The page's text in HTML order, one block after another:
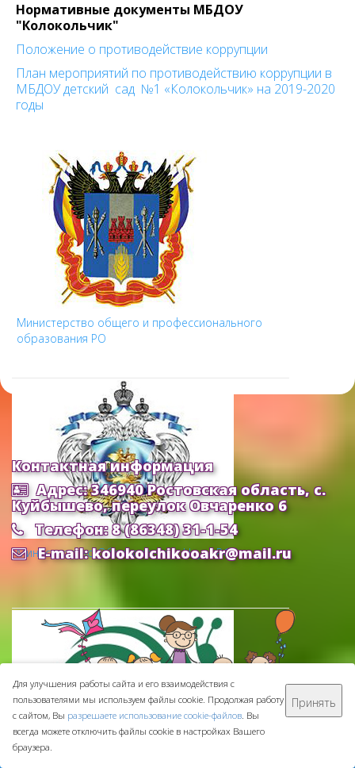
Нормативные документы МБДОУ
"Колокольчик"
Положение о противодействие коррупции
План мероприятий по противодействию коррупции в
МБДОУ детский сад №1 «Колокольчик» на 2019-2020
годы
Министерство общего и профессионального
образования РО
Министерство Образования и Науки РФ
Контактная информация
Адрес: 346940 Ростовская область, с.
Куйбышево, переулок Овчаренко 6
Телефон: 8 (86348) 31-1-54
E-mail: kolokolchikooakr@mail.ru
МБДОУ ДС "Колокольчик" © 2016-2026
Сделано с ❤ вООО "Проводник"
Для улучшения работы сайта и его взаимодействия с
пользователями мы используем файлы cookie. Продолжая работу
с сайтом, Вы разрешаете использование cookie-файлов. Вы
всегда можете отключить файлы cookie в настройках Вашего
браузера.
Принять